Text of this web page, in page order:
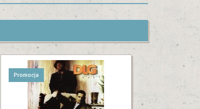
Promocja